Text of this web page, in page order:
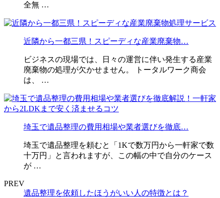
全無 …
近隣から一都三県！スピーディな産業廃棄物…
ビジネスの現場では、日々の運営に伴い発生する産業
廃棄物の処理が欠かせません。 トータルワーク商会
は、 …
埼玉で遺品整理の費用相場や業者選びを徹底…
埼玉で遺品整理を頼むと「1Kで数万円から一軒家で数
十万円」と言われますが、この幅の中で自分のケース
が …
PREV
遺品整理を依頼したほうがいい人の特徴とは？